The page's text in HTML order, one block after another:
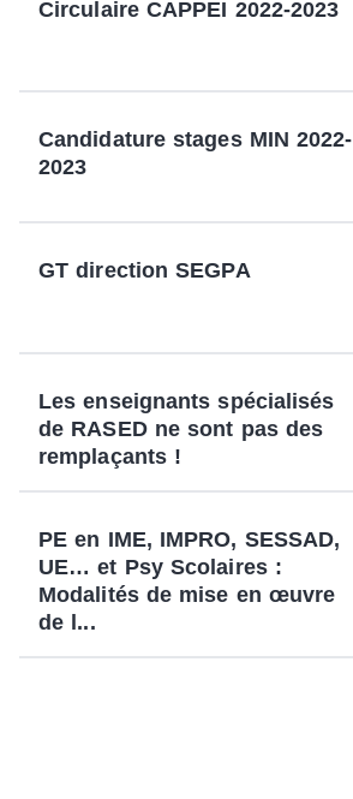
Circulaire CAPPEI 2022-2023
Candidature stages MIN 2022-
2023
GT direction SEGPA
Les enseignants spécialisés
de RASED ne sont pas des
remplaçants !
PE en IME, IMPRO, SESSAD,
UE… et Psy Scolaires :
Modalités de mise en œuvre
de l...